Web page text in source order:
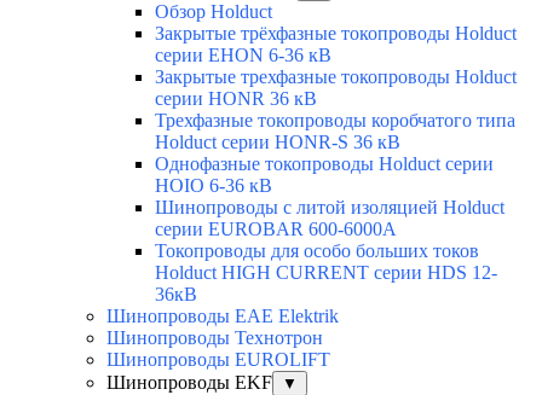
Обзор Holduct
Закрытые трёхфазные токопроводы Holduct
серии EHON 6-36 кВ
Закрытые трехфазные токопроводы Holduct
серии HONR 36 кВ
Трехфазные токопроводы коробчатого типа
Holduct серии HONR-S 36 кВ
Однофазные токопроводы Holduct серии
HOIO 6-36 кВ
Шинопроводы с литой изоляцией Holduct
серии EUROBAR 600-6000А
Токопроводы для особо больших токов
Holduct HIGH CURRENT серии HDS 12-
36кВ
Шинопроводы EAE Elektrik
Шинопроводы Технотрон
Шинопроводы EUROLIFT
Шинопроводы EKF
▼